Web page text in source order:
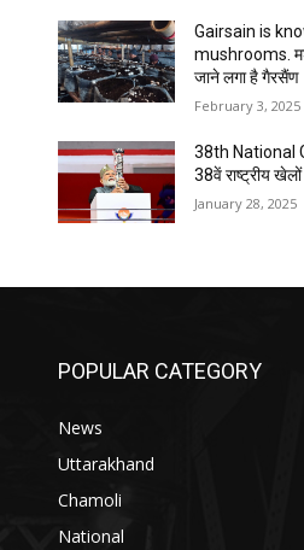
Gairsain is
mushrooms.
जाने लगा है
February 3, 2025
38th National
38वें राष्ट्रीय
January 28, 2025
POPULAR CATEGORY
News
Uttarakhand
Chamoli
National